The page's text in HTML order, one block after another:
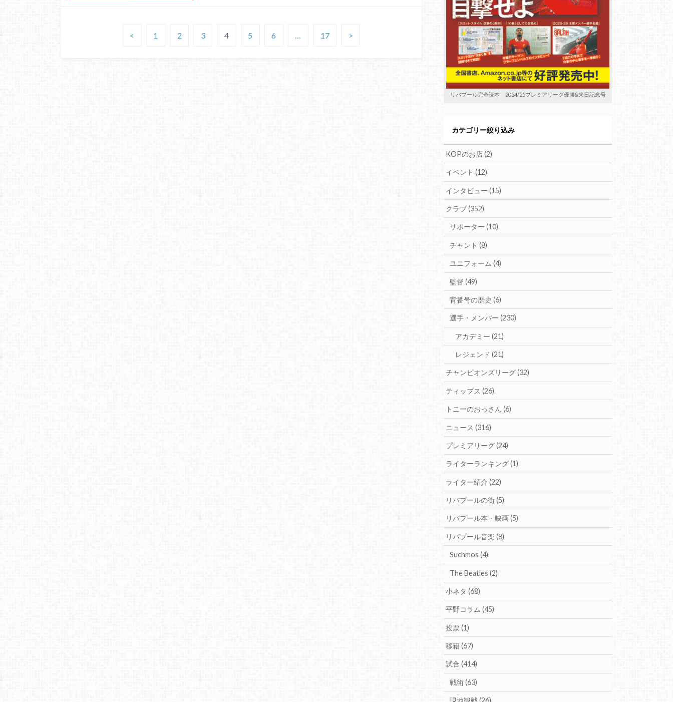
< 1 2 3 4 5 6 … 17 >
リバプール完全読本 2024/25プレミアリーグ優勝&来日記念号
カテゴリー絞り込み
KOPのお店(2)
イベント(12)
インタビュー(15)
クラブ(352)
サポーター (10)
チャント (8)
ユニフォーム (4)
監督 (49)
背番号の歴史 (6)
選手・メンバー (230)
アカデミー(21)
レジェンド(21)
チャンピオンズリーグ(32)
ティップス(26)
トニーのおっさん(6)
ニュース(316)
プレミアリーグ(24)
ライターランキング(1)
ライター紹介(22)
リバプールの街(5)
リバプール本・映画(5)
リバプール音楽(8)
Suchmos (4)
The Beatles (2)
小ネタ(68)
平野コラム(45)
投票(1)
移籍(67)
試合(414)
戦術(63)